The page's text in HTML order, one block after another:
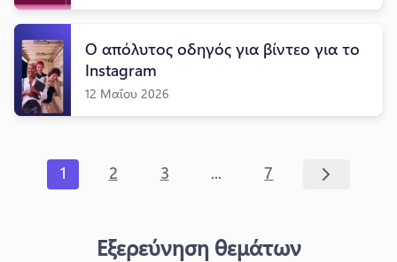
Ο απόλυτος οδηγός για βίντεο για το
Instagram
12 Μαΐου 2026
1 2 3 ... 7
Εξερεύνηση θεμάτων